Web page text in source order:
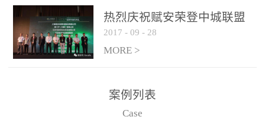
和监控端两大部分组成。
两者之间通过以太网相
联，一台监控主机最多可
从监控主机上获取，最多
只能接6台，超过的需从现
热烈庆祝赋安荣登中城联盟
联合采购战略合作平台
2017 - 09 - 28
MORE >
案例列表
Case